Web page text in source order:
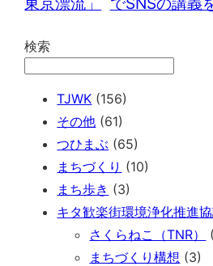
検索
TJWK (156)
その他 (61)
つひまぶ (65)
まちづくり (10)
まち歩き (3)
キタ歓楽街環境浄化推進
さくらねこ（TNR）
まちづくり構想 (3)